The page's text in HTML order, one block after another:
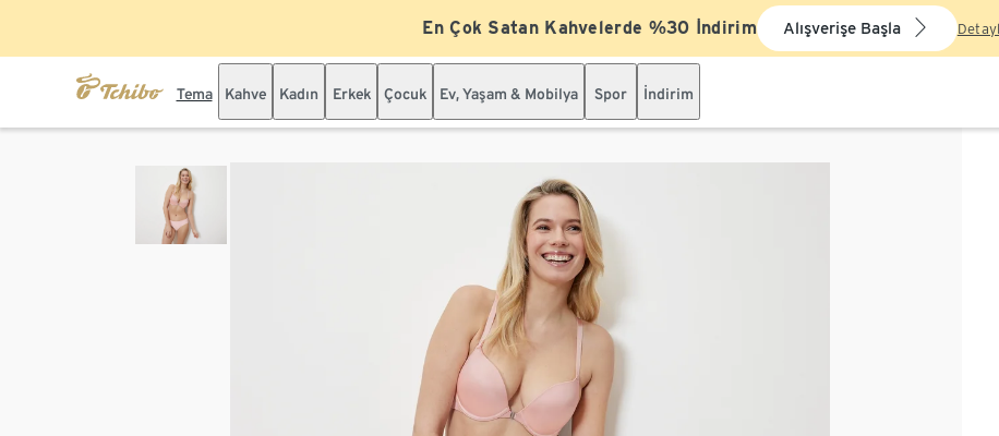
En Çok Satan Kahvelerde %30 İndirim Alışverişe Başla
Tema Kahve Kadın Erkek Çocuk Ev, Yaşam & Mobilya Spor İndirim